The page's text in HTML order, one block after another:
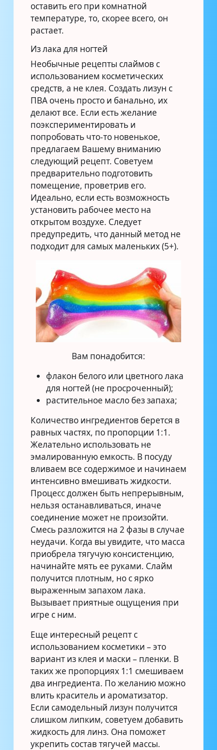
оставить его при комнатной
температуре, то, скорее всего, он
растает.
Из лака для ногтей
Необычные рецепты слаймов с
использованием косметических
средств, а не клея. Создать лизун с
ПВА очень просто и банально, их
делают все. Если есть желание
поэкспериментировать и
попробовать что-то новенькое,
предлагаем Вашему вниманию
следующий рецепт. Советуем
предварительно подготовить
помещение, проветрив его.
Идеально, если есть возможность
установить рабочее место на
открытом воздухе. Следует
предупредить, что данный метод не
подходит для самых маленьких (5+).
Вам понадобится:
флакон белого или цветного лака
для ногтей (не просроченный);
растительное масло без запаха;
Количество ингредиентов берется в
равных частях, по пропорции 1:1.
Желательно использовать не
эмалированную емкость. В посуду
вливаем все содержимое и начинаем
интенсивно вмешивать жидкости.
Процесс должен быть непрерывным,
нельзя останавливаться, иначе
соединение может не произойти.
Смесь разложится на 2 фазы в случае
неудачи. Когда вы увидите, что масса
приобрела тягучую консистенцию,
начинайте мять ее руками. Слайм
получится плотным, но с ярко
выраженным запахом лака.
Вызывает приятные ощущения при
игре с ним.
Еще интересный рецепт с
использованием косметики – это
вариант из клея и маски – пленки. В
таких же пропорциях 1:1 смешиваем
два ингредиента. По желанию можно
влить краситель и ароматизатор.
Если самодельный лизун получится
слишком липким, советуем добавить
жидкость для линз. Она поможет
укрепить состав тягучей массы.